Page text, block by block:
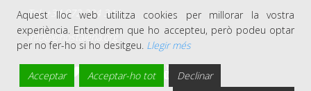
Tel. +34 972 224 344
info@gihostaleria.org
Aquest lloc web utilitza cookies per millorar la vostra
experiència. Entendrem que ho accepteu, però podeu optar
per no fer-ho si ho desitgeu. Llegir més
Acceptar Acceptar-ho tot
Declinar